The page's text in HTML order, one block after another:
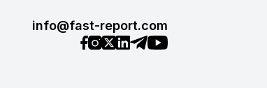
info@fast-report.com